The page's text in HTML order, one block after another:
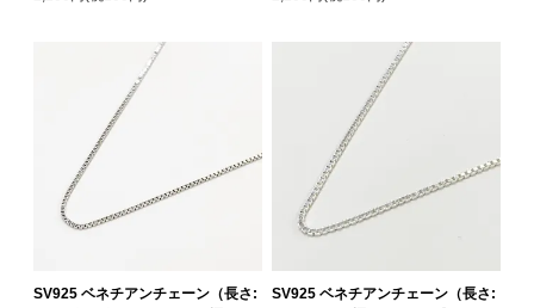
SV925 ベネチアンチェーン（長さ:
SV925 ベネチアンチェーン（長さ: